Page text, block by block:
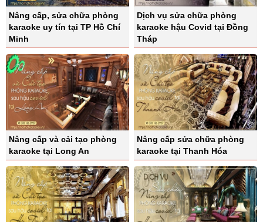
Nâng cấp, sửa chữa phòng
karaoke uy tín tại TP Hồ Chí
Minh
Dịch vụ sửa chữa phòng
karaoke hậu Covid tại Đồng
Tháp
Nâng cấp và cải tạo phòng
karaoke tại Long An
Nâng cấp sửa chữa phòng
karaoke tại Thanh Hóa